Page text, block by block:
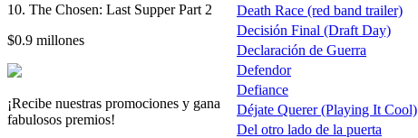
10. The Chosen: Last Supper Part 2
$0.9 millones
¡Recibe nuestras promociones y gana
fabulosos premios!
Death Race (red band trailer)
Decisión Final (Draft Day)
Declaración de Guerra
Defendor
Defiance
Déjate Querer (Playing It Cool)
Del otro lado de la puerta